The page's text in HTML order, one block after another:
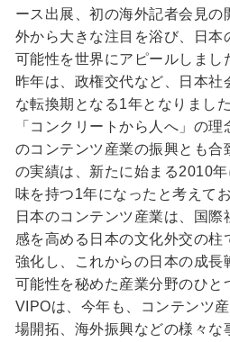
ース出展、初の海外記者会見の
外から大きな注目を浴び、日本
可能性を世界にアピールしまし
昨年は、政権交代など、日本社
な転換期となる1年となりまし
「コンクリートから人へ」の
のコンテンツ産業の振興とも合
の実績は、新たに始まる2010
味を持つ1年になったと考えてお
日本のコンテンツ産業は、国
感を高める日本の文化外交の柱
強化し、これからの日本の成長
可能性を秘めた産業分野のひと
VIPOは、今年も、コンテンツ
場開拓、海外振興などの様々な